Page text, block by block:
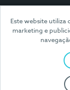
Este website utiliza
marketing e